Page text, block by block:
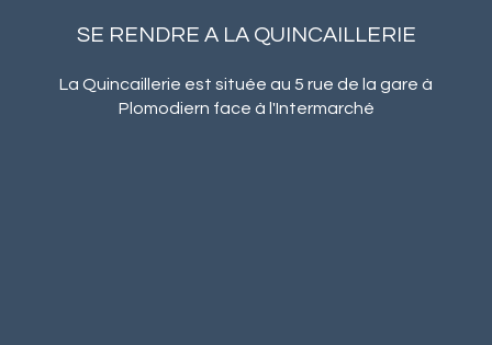
SE RENDRE A LA QUINCAILLERIE
La Quincaillerie est située au 5 rue de la gare à
Plomodiern face à l'Intermarché